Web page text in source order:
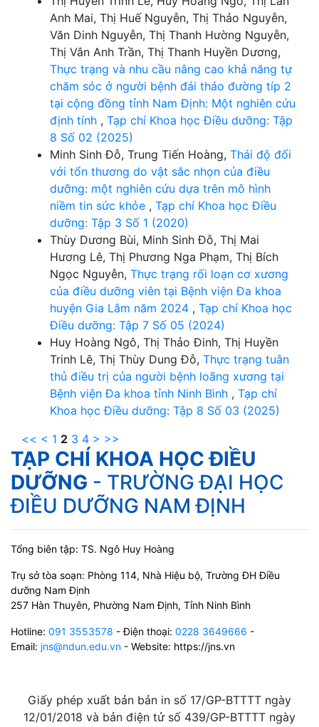
Anh Mai, Thị Huế Nguyễn, Thị Thảo Nguyễn,
Văn Dinh Nguyễn, Thị Thanh Hường Nguyễn,
Thị Vân Anh Trần, Thị Thanh Huyền Dương,
Thực trạng và nhu cầu nâng cao khả năng tự
chăm sóc ở người bệnh đái tháo đường típ 2
tại cộng đồng tỉnh Nam Định: Một nghiên cứu
định tính , Tạp chí Khoa học Điều dưỡng: Tập
8 Số 02 (2025)
Minh Sinh Đỗ, Trung Tiến Hoàng, Thái độ đối
với tổn thương do vật sắc nhọn của điều
dưỡng: một nghiên cứu dựa trên mô hình
niềm tin sức khỏe , Tạp chí Khoa học Điều
dưỡng: Tập 3 Số 1 (2020)
Thùy Dương Bùi, Minh Sinh Đỗ, Thị Mai
Hương Lê, Thị Phương Nga Phạm, Thị Bích
Ngọc Nguyễn, Thực trạng rối loạn cơ xương
của điều dưỡng viên tại Bệnh viện Đa khoa
huyện Gia Lâm năm 2024 , Tạp chí Khoa học
Điều dưỡng: Tập 7 Số 05 (2024)
Huy Hoàng Ngô, Thị Thảo Đinh, Thị Huyền
Trinh Lê, Thị Thùy Dung Đỗ, Thực trạng tuân
thủ điều trị của người bệnh loãng xương tại
Bệnh viện Đa khoa tỉnh Ninh Bình , Tạp chí
Khoa học Điều dưỡng: Tập 8 Số 03 (2025)
<< < 1 2 3 4 > >>
TẠP CHÍ KHOA HỌC ĐIỀU
DƯỠNG - TRƯỜNG ĐẠI HỌC
ĐIỀU DƯỠNG NAM ĐỊNH
Tổng biên tập: TS. Ngô Huy Hoàng
Trụ sở tòa soạn: Phòng 114, Nhà Hiệu bộ, Trường ĐH Điều
dưỡng Nam Định
257 Hàn Thuyên, Phường Nam Định, Tỉnh Ninh Bình
Hotline: 091 3553578 - Điện thoại: 0228 3649666 -
Email: jns@ndun.edu.vn - Website: https://jns.vn
Giấy phép xuất bản bản in số 17/GP-BTTTT ngày
12/01/2018 và bản điện tử số 439/GP-BTTTT ngày